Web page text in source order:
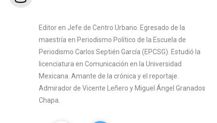
Editor en Jefe de Centro Urbano. Egresado de la
maestría en Periodismo Político de la Escuela de
Periodismo Carlos Septién García (EPCSG). Estudió la
licenciatura en Comunicación en la Universidad
Mexicana. Amante de la crónica y el reportaje.
Admirador de Vicente Leñero y Miguel Ángel Granados
Chapa.